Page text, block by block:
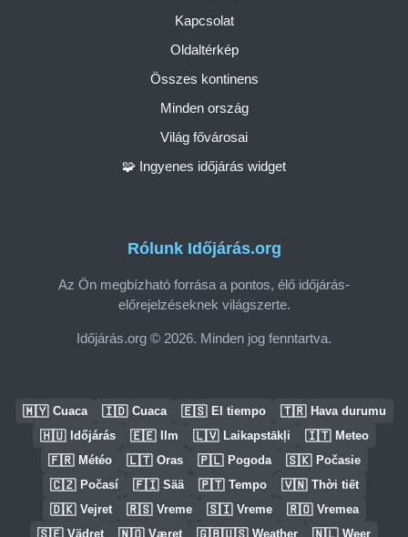
Rólunk Időjárás.org
Az Ön megbízható forrása a pontos, élő időjárás-
előrejelzéseknek világszerte.
Időjárás.org © 2026. Minden jog fenntartva.
Kapcsolat
Oldaltérkép
Összes kontinens
Minden ország
Világ fővárosai
🧩 Ingyenes időjárás widget
🇲🇾 Cuaca 🇮🇩 Cuaca 🇪🇸 El tiempo 🇹🇷 Hava durumu
🇭🇺 Időjárás 🇪🇪 Ilm 🇱🇻 Laikapstākļi 🇮🇹 Meteo
🇫🇷 Météo 🇱🇹 Oras 🇵🇱 Pogoda 🇸🇰 Počasie
🇨🇿 Počasí 🇫🇮 Sää 🇵🇹 Tempo 🇻🇳 Thời tiết
🇩🇰 Vejret 🇷🇸 Vreme 🇸🇮 Vreme 🇷🇴 Vremea
🇸🇪 Vädret 🇳🇴 Været 🇬🇧🇺🇸 Weather 🇳🇱 Weer